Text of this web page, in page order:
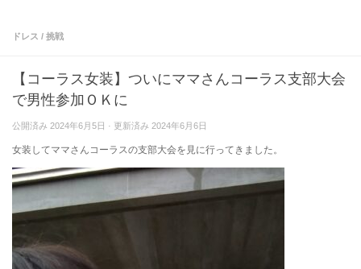
ドレス / 挑戦
【コーラス女装】ついにママさんコーラス支部大会
で男性参加ＯＫに
公開済み 2024年6月5日 · 更新済み 2024年6月6日
女装してママさんコーラスの支部大会を見に行ってきました。